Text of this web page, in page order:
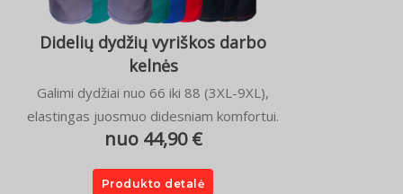
Didelių dydžių vyriškos darbo
kelnės
Galimi dydžiai nuo 66 iki 88 (3XL-9XL),
elastingas juosmuo didesniam komfortui.
nuo 44,90 €
Produkto detalė